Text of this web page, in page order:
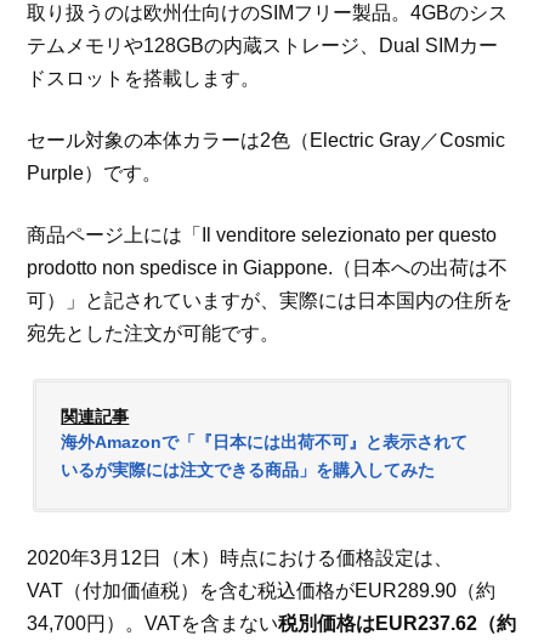
取り扱うのは欧州仕向けのSIMフリー製品。4GBのシス
テムメモリや128GBの内蔵ストレージ、Dual SIMカー
ドスロットを搭載します。
セール対象の本体カラーは2色（Electric Gray／Cosmic
Purple）です。
商品ページ上には「Il venditore selezionato per questo
prodotto non spedisce in Giappone.（日本への出荷は不
可）」と記されていますが、実際には日本国内の住所を
宛先とした注文が可能です。
関連記事
海外Amazonで「『日本には出荷不可』と表示されて
いるが実際には注文できる商品」を購入してみた
2020年3月12日（木）時点における価格設定は、
VAT（付加価値税）を含む税込価格がEUR289.90（約
34,700円）。VATを含まない税別価格はEUR237.62（約